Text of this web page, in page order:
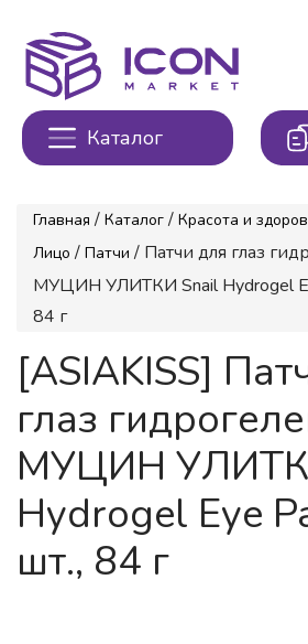
Каталог
Главная / Каталог / Красота и
Лицо / Патчи / Патчи для глаз
МУЦИН УЛИТКИ Snail Hydrogel
84 г
[ASIAKISS]
глаз
МУЦИН
Hydrogel Eye
шт., 84 г